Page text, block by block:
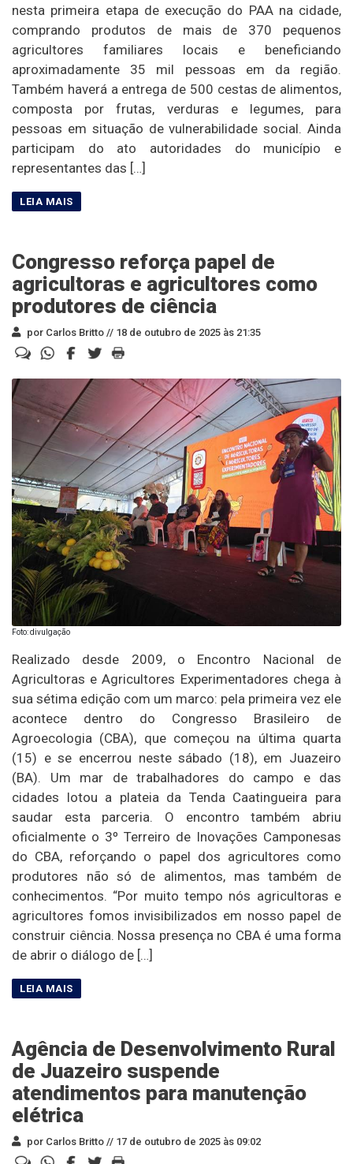
nesta primeira etapa de execução do PAA na cidade,
comprando produtos de mais de 370 pequenos
agricultores familiares locais e beneficiando
aproximadamente 35 mil pessoas em da região.
Também haverá a entrega de 500 cestas de alimentos,
composta por frutas, verduras e legumes, para
pessoas em situação de vulnerabilidade social. Ainda
participam do ato autoridades do município e
representantes das […]
Congresso reforça papel de
agricultoras e agricultores como
produtores de ciência
por Carlos Britto // 18 de outubro de 2025 às 21:35
Foto: divulgação
Realizado desde 2009, o Encontro Nacional de
Agricultoras e Agricultores Experimentadores chega à
sua sétima edição com um marco: pela primeira vez ele
acontece dentro do Congresso Brasileiro de
Agroecologia (CBA), que começou na última quarta
(15) e se encerrou neste sábado (18), em Juazeiro
(BA). Um mar de trabalhadores do campo e das
cidades lotou a plateia da Tenda Caatingueira para
saudar esta parceria. O encontro também abriu
oficialmente o 3º Terreiro de Inovações Camponesas
do CBA, reforçando o papel dos agricultores como
produtores não só de alimentos, mas também de
conhecimentos. “Por muito tempo nós agricultoras e
agricultores fomos invisibilizados em nosso papel de
construir ciência. Nossa presença no CBA é uma forma
de abrir o diálogo de […]
Agência de Desenvolvimento Rural
de Juazeiro suspende
atendimentos para manutenção
elétrica
por Carlos Britto // 17 de outubro de 2025 às 09:02